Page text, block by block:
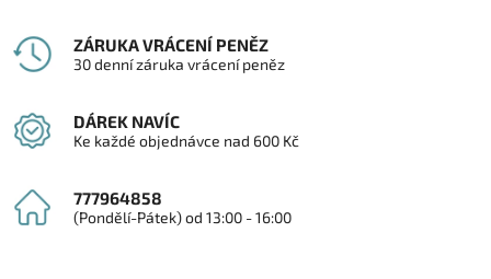
ZÁRUKA VRÁCENÍ PENĚZ
30 denní záruka vrácení peněz
DÁREK NAVÍC
Ke každé objednávce nad 600 Kč
777964858
(Pondělí-Pátek) od 13:00 - 16:00